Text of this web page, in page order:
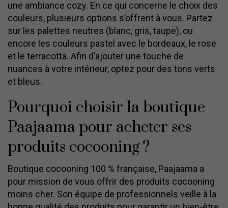
une ambiance cozy. En ce qui concerne le choix des
couleurs, plusieurs options s’offrent à vous. Partez
sur les palettes neutres (blanc, gris, taupe), ou
encore les couleurs pastel avec le bordeaux, le rose
et le terracotta. Afin d’ajouter une touche de
nuances à votre intérieur, optez pour des tons verts
et bleus.
Pourquoi choisir la boutique
Paajaama pour acheter ses
produits cocooning ?
Boutique cocooning 100 % française, Paajaama a
pour mission de vous offrir des produits cocooning
moins cher. Son équipe de professionnels veille à la